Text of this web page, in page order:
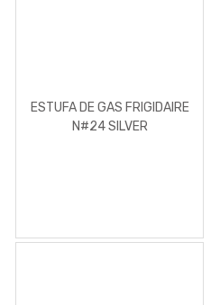
ESTUFA DE GAS FRIGIDAIRE
N#24 SILVER